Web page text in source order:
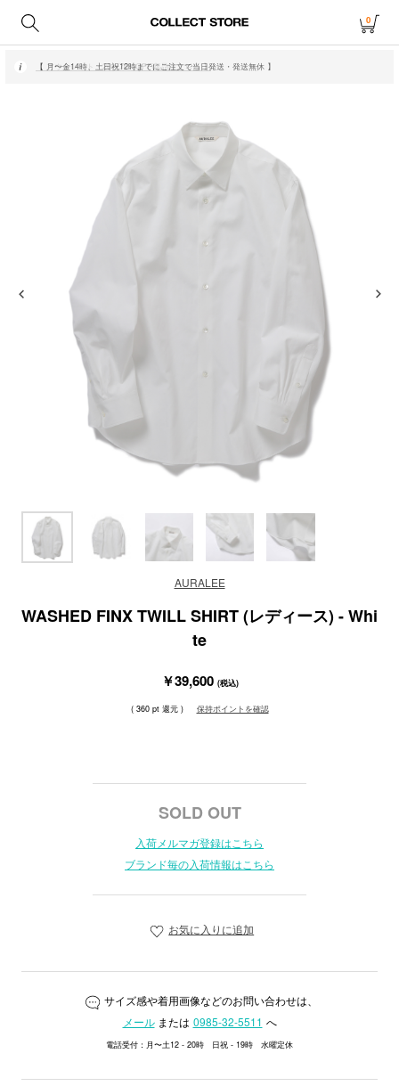
0
【 月〜金14時、土日祝12時までにご注文で当日発送・発送無休 】
【 アウトレット・20〜70%OFF商品はこちら 】
【 月〜金14時、土日祝12時までにご注文で当日発送・発送無休 】
AURALEE
WASHED FINX TWILL SHIRT (レディース) - Whi
te
￥39,600 (税込)
( 360 pt 還元 ) 保持ポイントを確認
SOLD OUT
入荷メルマガ登録はこちら
ブランド毎の入荷情報はこちら
お気に入りに追加
サイズ感や着用画像などのお問い合わせは、
メールまたは 0985-32-5511 へ
電話受付：月〜土12 - 20時 日祝 - 19時 水曜定休